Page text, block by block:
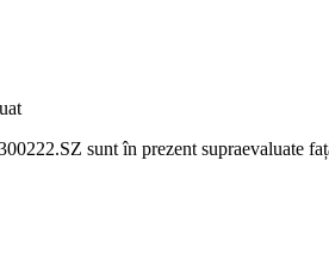
sunt în prezent supraevaluate